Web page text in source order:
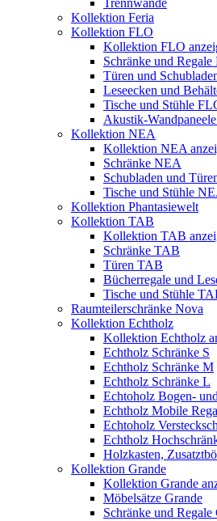
Trennwände
Kollektion Feria
Kollektion FLO
Kollektion FLO
Schränke und Regale
Türen und
Leseecken und
Tische und Stühle
Akustik-
Kollektion NEA
Kollektion NEA
Schränke NEA
Schubladen und
Tische und Stühle
Kollektion Phantasiewelt
Kollektion TAB
Kollektion TAB
Schränke TAB
Türen TAB
Bücherregale und
Tische und Stühle
Raumteilerschränke Nova
Kollektion Echtholz
Kollektion Echtholz
Echtholz Schränke S
Echtholz Schränke M
Echtholz Schränke L
Echtoholz Bogen-
Echtholz Mobile
Echtoholz
Echtholz
Holzkasten,
Kollektion Grande
Kollektion Grande
Möbelsätze Grande
Schränke und Regale